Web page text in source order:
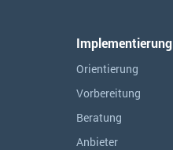
Implementierung
Orientierung
Vorbereitung
Beratung
Anbieter